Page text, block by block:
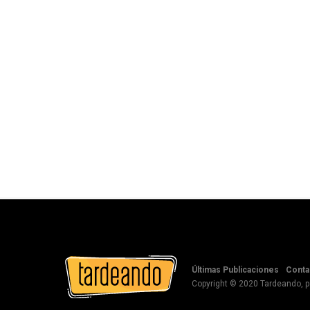
Últimas Publicaciones
Copyright © 2020 Tardeando,